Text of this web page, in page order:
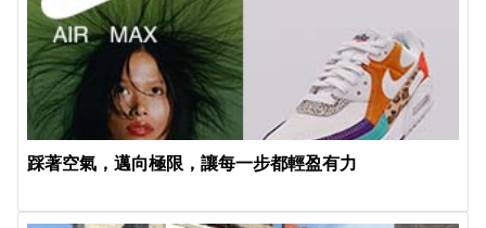
踩著空氣，邁向極限，讓每一步都輕盈有力